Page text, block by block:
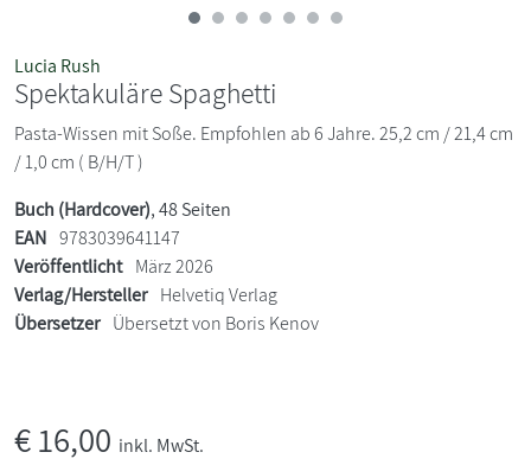
Lucia Rush
Spektakuläre Spaghetti
Pasta-Wissen mit Soße. Empfohlen ab 6 Jahre. 25,2 cm / 21,4 cm
/ 1,0 cm ( B/H/T )
Buch (Hardcover), 48 Seiten
EAN 9783039641147
Veröffentlicht März 2026
Verlag/Hersteller Helvetiq Verlag
Übersetzer Übersetzt von Boris Kenov
€16,00 inkl. MwSt.